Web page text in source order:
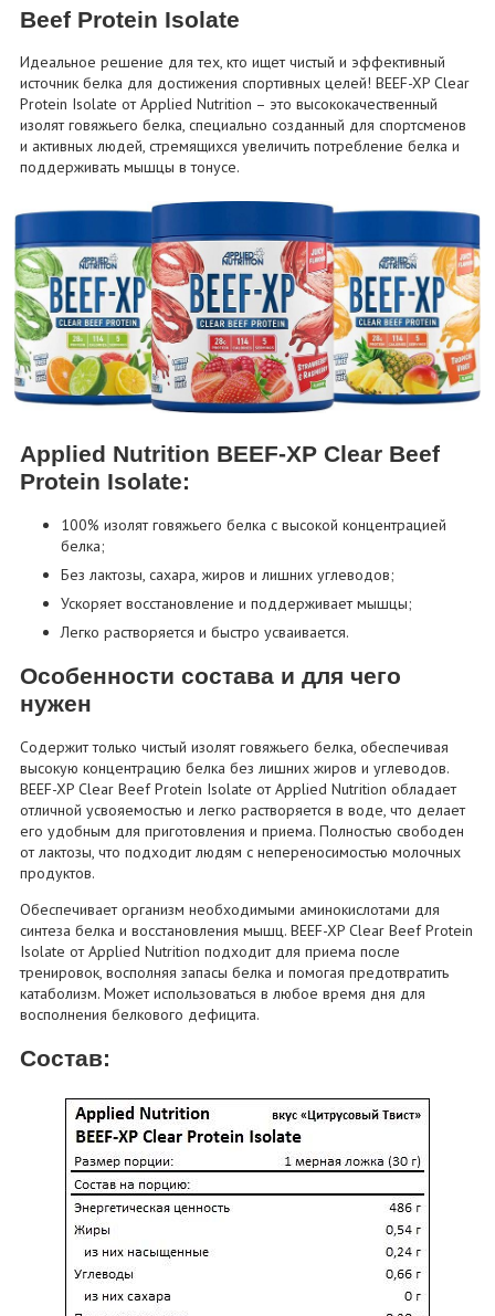
Beef Protein Isolate
Идеальное решение для тех, кто ищет чистый и эффективный
источник белка для достижения спортивных целей! BEEF-XP Clear
Protein Isolate от Applied Nutrition – это высококачественный
изолят говяжьего белка, специально созданный для спортсменов
и активных людей, стремящихся увеличить потребление белка и
поддерживать мышцы в тонусе.
Applied Nutrition BEEF-XP Clear Beef
Protein Isolate:
100% изолят говяжьего белка с высокой концентрацией
белка;
Без лактозы, сахара, жиров и лишних углеводов;
Ускоряет восстановление и поддерживает мышцы;
Легко растворяется и быстро усваивается.
Особенности состава и для чего
нужен
Содержит только чистый изолят говяжьего белка, обеспечивая
высокую концентрацию белка без лишних жиров и углеводов.
BEEF-XP Clear Beef Protein Isolate от Applied Nutrition обладает
отличной усвояемостью и легко растворяется в воде, что делает
его удобным для приготовления и приема. Полностью свободен
от лактозы, что подходит людям с непереносимостью молочных
продуктов.
Обеспечивает организм необходимыми аминокислотами для
синтеза белка и восстановления мышц. BEEF-XP Clear Beef Protein
Isolate от Applied Nutrition подходит для приема после
тренировок, восполняя запасы белка и помогая предотвратить
катаболизм. Может использоваться в любое время дня для
восполнения белкового дефицита.
Состав: